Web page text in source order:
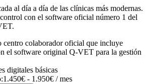
al día a día de las clínicas más modernas.
con el software oficial número 1 del
centro colaborador oficial que incluye
el software original Q-VET para la gestión
digitales básicas
1.450€ - 1.950€ / mes